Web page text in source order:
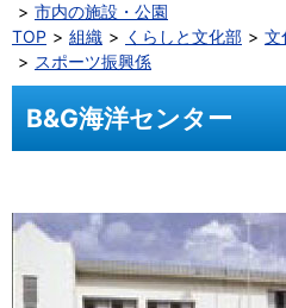
市内の施設・公園
TOP
組織 くらしと文化部
文
スポーツ振興係
B&G海洋センター